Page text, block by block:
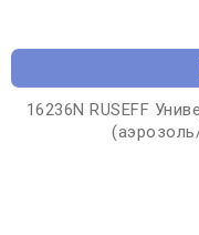
16236N RUSEFF